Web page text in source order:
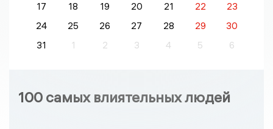
17
18 19 20 21 22
23
24
25 26 27 28 29
30
31
1 2 3 4 5 6
100 самых влиятельных людей